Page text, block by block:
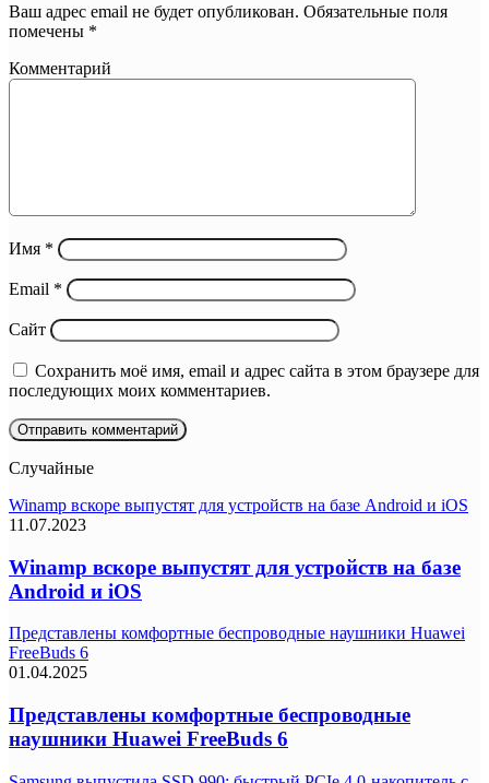
Ваш адрес email не будет опубликован. Обязательные поля
помечены *
Комментарий
Имя *
Email *
Сайт
Сохранить моё имя, email и адрес сайта в этом браузере для
последующих моих комментариев.
Случайные
Winamp вскоре выпустят для устройств на базе Android и iOS
11.07.2023
Winamp вскоре выпустят для устройств на базе
Android и iOS
Представлены комфортные беспроводные наушники Huawei
FreeBuds 6
01.04.2025
Представлены комфортные беспроводные
наушники Huawei FreeBuds 6